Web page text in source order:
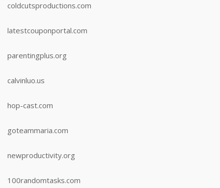
coldcutsproductions.com
latestcouponportal.com
parentingplus.org
calvinluo.us
hop-cast.com
goteammaria.com
newproductivity.org
100randomtasks.com